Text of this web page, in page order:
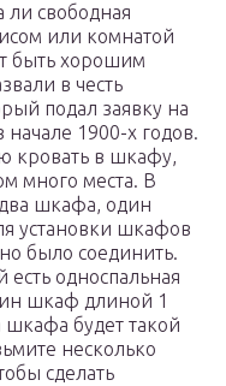
свободная
или комнатой
быть хорошим
в честь
подал заявку на
начале 1900-х годов.
кровать в шкафу,
много места. В
шкафа, один
установки шкафов
было соединить.
односпальная
шкаф длиной 1
шкафа будет такой
несколько
сделать